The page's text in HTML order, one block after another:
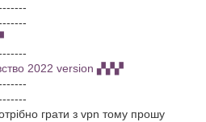
2022 version ▞▞▞
грати з vpn тому прошу